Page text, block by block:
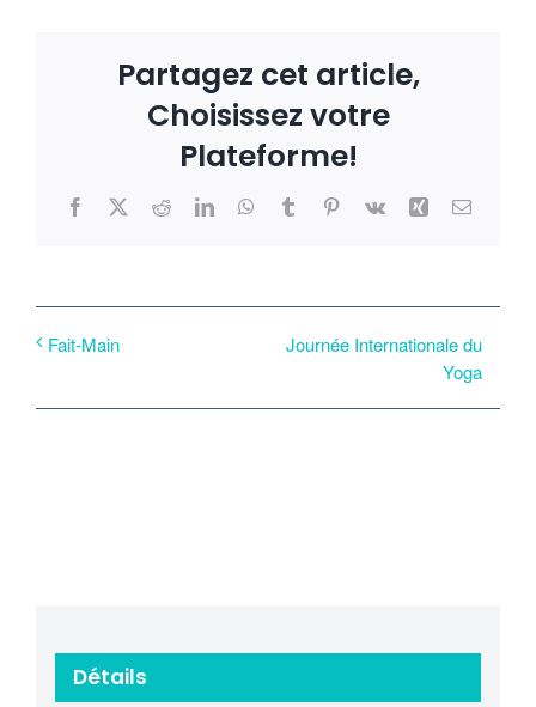
Partagez cet article,
Choisissez votre
Plateforme!
Facebook
X RedditLinkedInWhatsApp
TumblrPinterest
Vk Xing Email
Fait-Main
Journée Internationale du
Yoga
Détails